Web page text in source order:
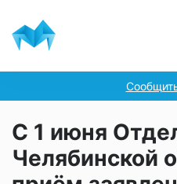
С 1 июня
Челябинской